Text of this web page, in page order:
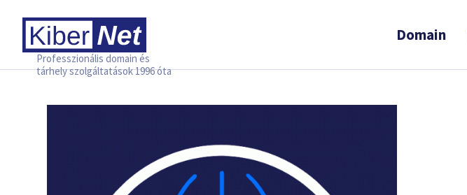
Professzionális domain és
tárhely szolgáltatások 1996 óta
Domain